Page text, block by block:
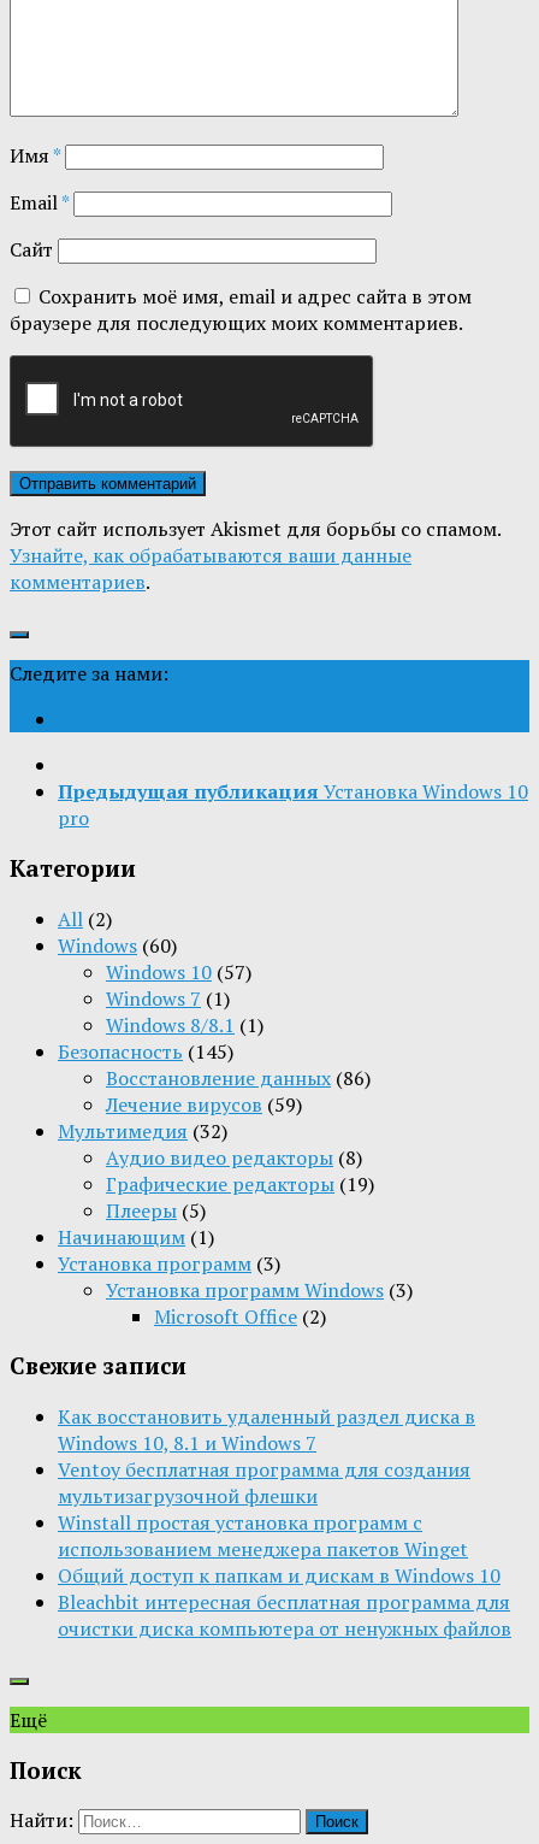
Имя*
Email*
Сайт
Сохранить моё имя, email и адрес сайта в этом
браузере для последующих моих комментариев.
Этот сайт использует Akismet для борьбы со спамом.
Узнайте, как обрабатываются ваши данные
комментариев.
Следите за нами:
Предыдущая публикация Установка Windows 10
pro
Категории
All (2)
Windows (60)
Windows 10 (57)
Windows 7 (1)
Windows 8/8.1 (1)
Безопасность (145)
Восстановление данных (86)
Лечение вирусов (59)
Мультимедия (32)
Aудио видео редакторы (8)
Графические редакторы (19)
Плееры (5)
Начинающим (1)
Установка программ (3)
Установка программ Windows (3)
Microsoft Office (2)
Свежие записи
Как восстановить удаленный раздел диска в
Windows 10, 8.1 и Windows 7
Ventoy бесплатная программа для создания
мультизагрузочной флешки
Winstall простая установка программ с
использованием менеджера пакетов Winget
Общий доступ к папкам и дискам в Windows 10
Bleachbit интересная бесплатная программа для
очистки диска компьютера от ненужных файлов
Ещё
Поиск
Найти: